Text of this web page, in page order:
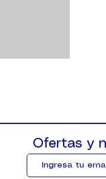
Ofertas y